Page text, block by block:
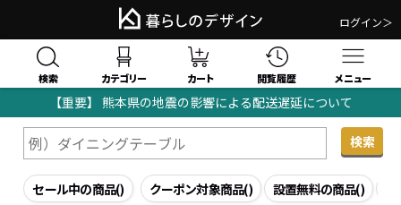
ログイン＞
検索 カテゴリー カート 閲覧履歴 メニュー
【重要】 熊本県の地震の影響による配送遅延について
暮らしのデザイン｜家具・インテリア通販TOP 検索結果
セール中の商品() クーポン対象商品() 設置無料の商品()